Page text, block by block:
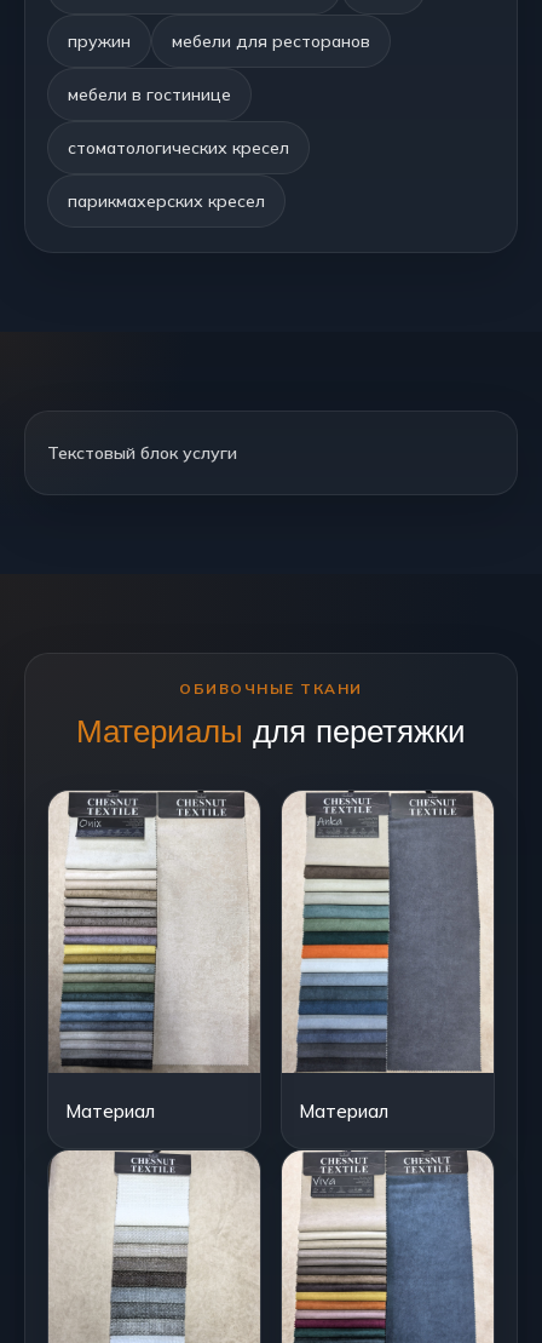
пружин мебели для ресторанов
мебели в гостинице
стоматологических кресел
парикмахерских кресел
Текстовый блок услуги
ОБИВОЧНЫЕ ТКАНИ
Материалы для перетяжки
Материал Материал